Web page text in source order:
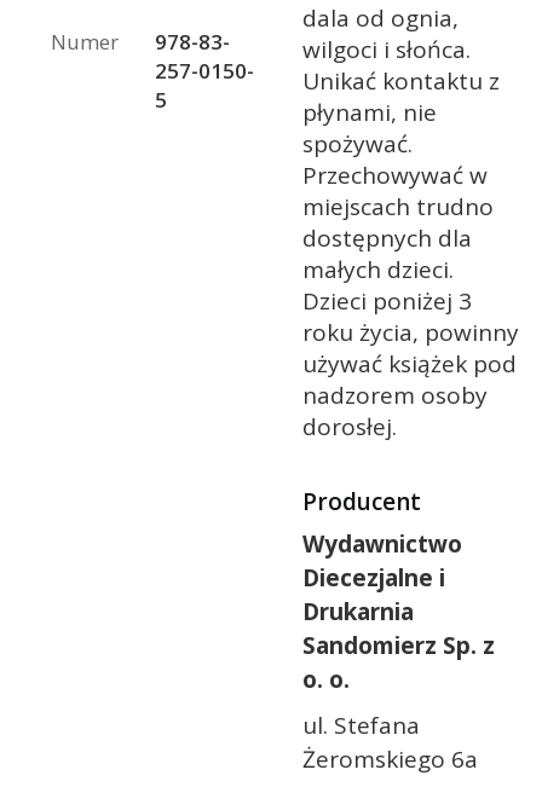
Numer
978-83-
257-0150-
5
dala od ognia,
wilgoci i słońca.
Unikać kontaktu z
płynami, nie
spożywać.
Przechowywać w
miejscach trudno
dostępnych dla
małych dzieci.
Dzieci poniżej 3
roku życia, powinny
używać książek pod
nadzorem osoby
dorosłej.
Producent
Wydawnictwo
Diecezjalne i
Drukarnia
Sandomierz Sp. z
o. o.
ul. Stefana
Żeromskiego 6a